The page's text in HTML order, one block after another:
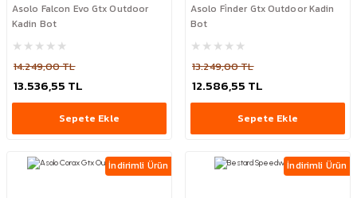
Asolo Falcon Evo Gtx Outdoor
Kadin Bot
14.249,00 TL
13.536,55 TL
Sepete Ekle
Asolo Fi̇nder Gtx Outdoor Kadin
Bot
13.249,00 TL
12.586,55 TL
Sepete Ekle
İndirimli Ürün İndirimli Ürün